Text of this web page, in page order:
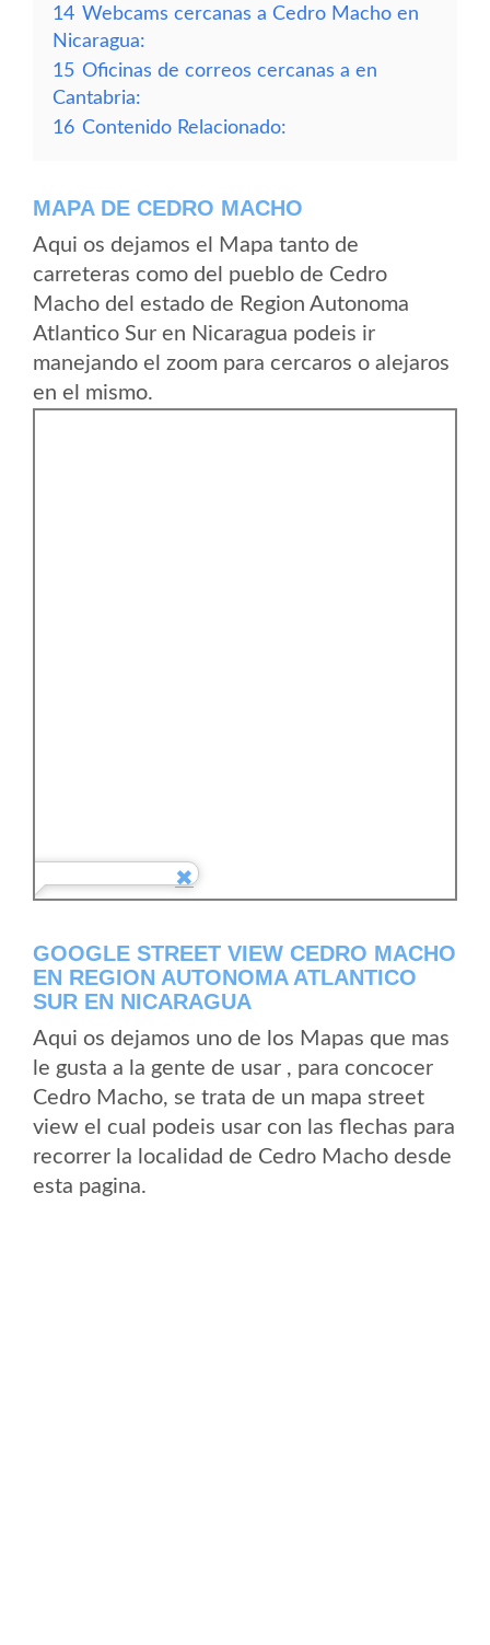
14 Webcams cercanas a Cedro Macho en
Nicaragua:
15 Oficinas de correos cercanas a en
Cantabria:
16 Contenido Relacionado:
MAPA DE CEDRO MACHO
Aqui os dejamos el Mapa tanto de
carreteras como del pueblo de Cedro
Macho del estado de Region Autonoma
Atlantico Sur en Nicaragua podeis ir
manejando el zoom para cercaros o alejaros
en el mismo.
GOOGLE STREET VIEW CEDRO MACHO
EN REGION AUTONOMA ATLANTICO
SUR EN NICARAGUA
Aqui os dejamos uno de los Mapas que mas
le gusta a la gente de usar , para concocer
Cedro Macho, se trata de un mapa street
view el cual podeis usar con las flechas para
recorrer la localidad de Cedro Macho desde
esta pagina.